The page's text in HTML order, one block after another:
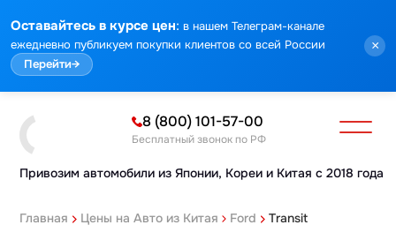
Оставайтесь в курсе цен: в нашем Телеграм-канале
ежедневно публикуем покупки клиентов со всей России
Перейти→
×
Привозим автомобили из Японии, Кореи и Китая с 2018 года
8 (800) 101-57-00
Бесплатный звонок по РФ
Главная Цены на Авто из Китая Ford Transit